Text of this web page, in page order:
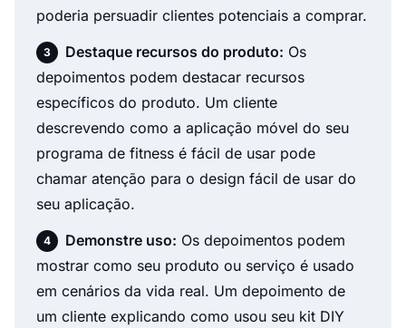
poderia persuadir clientes potenciais a comprar.
Destaque recursos do produto: Os
depoimentos podem destacar recursos
específicos do produto. Um cliente
descrevendo como a aplicação móvel do seu
programa de fitness é fácil de usar pode
chamar atenção para o design fácil de usar do
seu aplicação.
Demonstre uso: Os depoimentos podem
mostrar como seu produto ou serviço é usado
em cenários da vida real. Um depoimento de
um cliente explicando como usou seu kit DIY